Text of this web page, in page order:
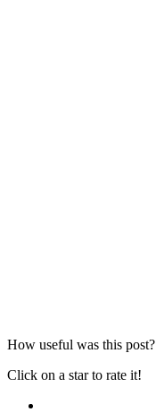
How useful was this post?
Click on a star to rate it!